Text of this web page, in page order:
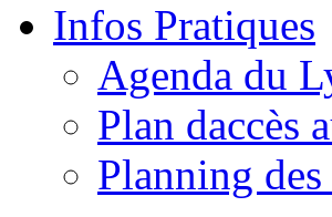
Infos Pratiques
Agenda du
Plan daccès
Planning